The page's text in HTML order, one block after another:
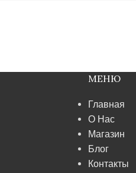
МЕНЮ
Главная
О Нас
Магазин
Блог
Контакты